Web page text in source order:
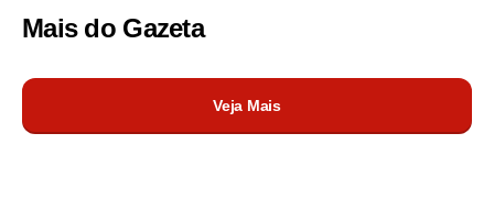
Mais do Gazeta
Veja Mais